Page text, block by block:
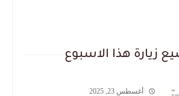
زيارة هذا الاسبوع
أغسطس 23, 2025